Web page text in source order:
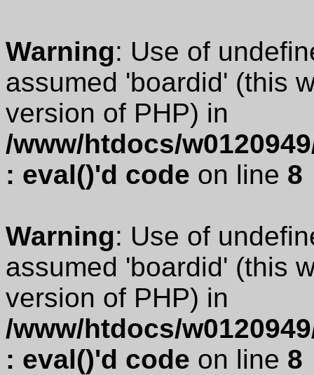
Warning: Use of
assumed 'boardid' (this
version of PHP) in
/www/htdocs/
: eval()'d code on line 8
Warning: Use of
assumed 'boardid' (this
version of PHP) in
/www/htdocs/
: eval()'d code on line 8